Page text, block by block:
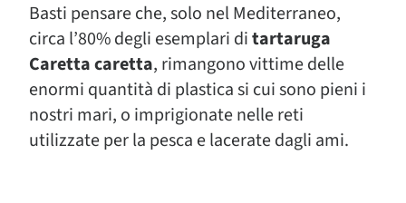
Basti pensare che, solo nel Mediterraneo,
circa l’80% degli esemplari ditartaruga
Caretta caretta, rimangono vittime delle
enormi quantità di plastica si cui sono pieni i
nostri mari, o imprigionate nelle reti
utilizzate per la pesca e lacerate dagli ami.